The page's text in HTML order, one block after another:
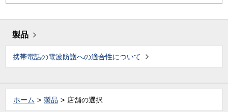
製品
携帯電話の電波防護への適合性について
ホーム 製品 店舗の選択